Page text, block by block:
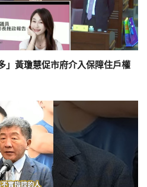
」黃瓊慧促市府介入保障住戶權